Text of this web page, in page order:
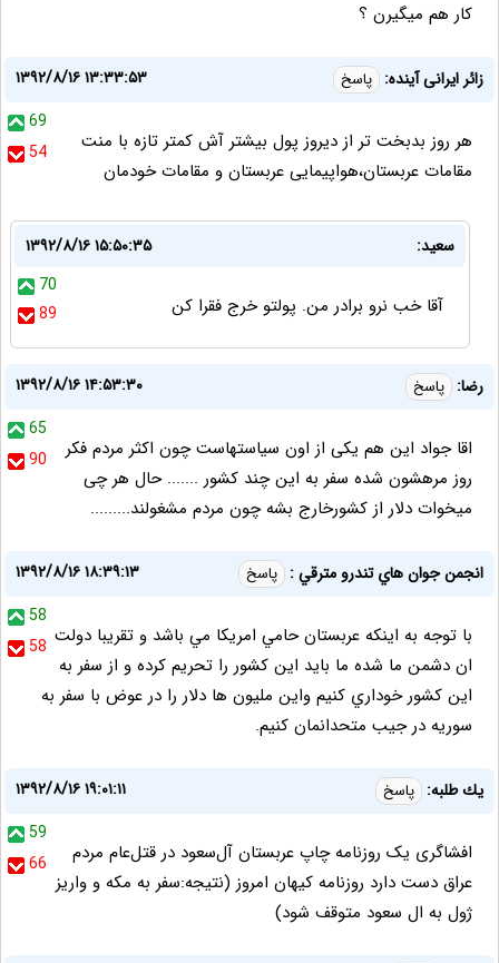
کار هم میگیرن ؟
زائر ایرانی آینده: پاسخ
۱۳۹۲/۸/۱۶ ۱۳:۳۳:۵۳
69
54
هر روز بدبخت تر از دیروز پول بیشتر آش کمتر تازه با منت
مقامات عربستان،هواپیمایی عربستان و مقامات خودمان
سعيد:
۱۳۹۲/۸/۱۶ ۱۵:۵۰:۳۵
70
89
آقا خب نرو برادر من. پولتو خرج فقرا كن
رضا: پاسخ
۱۳۹۲/۸/۱۶ ۱۴:۵۳:۳۰
65
90
اقا جواد این هم یکی از اون سیاستهاست چون اکثر مردم فکر
روز مرهشون شده سفر به این چند کشور ....... حال هر چی
میخوات دلار از کشورخارج بشه چون مردم مشغولند.........
انجمن جوان هاي تندرو مترقي : پاسخ
۱۳۹۲/۸/۱۶ ۱۸:۳۹:۱۳
58
58 با توجه به اينكه عربستان حامي امريكا مي باشد و تقريبا دولت
ان دشمن ما شده ما بايد اين كشور را تحريم كرده و از سفر به
اين كشور خوداري كنيم واين مليون ها دلار را در عوض با سفر به
سوريه در جيب متحدانمان كنيم.
يك طلبه: پاسخ
۱۳۹۲/۸/۱۶ ۱۹:۰۱:۱۱
59
66
افشاگری یک روزنامه چاپ عربستان آل‌سعود در قتل‌عام مردم
عراق دست دارد روزنامه كيهان امروز (نتيجه:سفر به مكه و واريز
ژول به ال سعود متوقف شود)